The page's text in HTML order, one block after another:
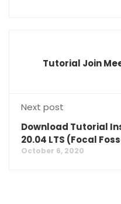
Tutorial Join
Next post
Download Tutorial
20.04 LTS (Focal
October 6, 2020